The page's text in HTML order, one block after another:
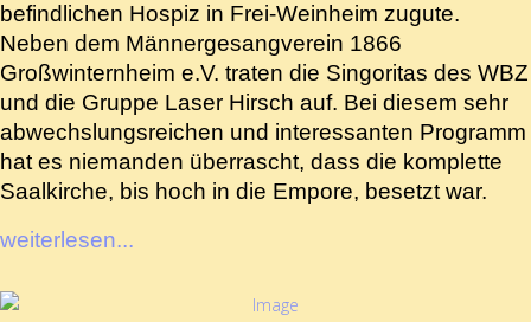
befindlichen Hospiz in Frei-Weinheim zugute.
Neben dem Männergesangverein 1866
Großwinternheim e.V. traten die Singoritas des WBZ
und die Gruppe Laser Hirsch auf. Bei diesem sehr
abwechslungsreichen und interessanten Programm
hat es niemanden überrascht, dass die komplette
Saalkirche, bis hoch in die Empore, besetzt war.
weiterlesen...